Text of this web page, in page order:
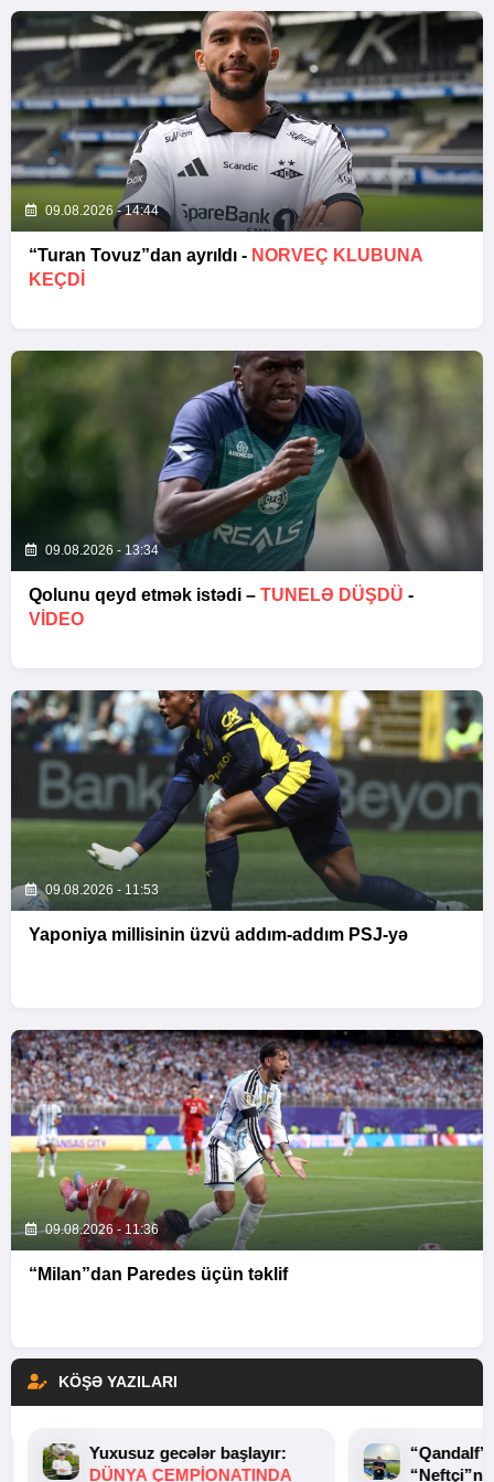
09.08.2026 - 14:44
“Turan Tovuz”dan ayrıldı - NORVEÇ KLUBUNA
KEÇDİ
09.08.2026 - 13:34
Qolunu qeyd etmək istədi – TUNELƏ DÜŞDÜ -
VİDEO
09.08.2026 - 11:53
Yaponiya millisinin üzvü addım-addım PSJ-yə
09.08.2026 - 11:36
“Milan”dan Paredes üçün təklif
KÖŞƏ YAZILARI
Yuxusuz gecələr başlayır:
DÜNYA ÇEMPIONATINDA